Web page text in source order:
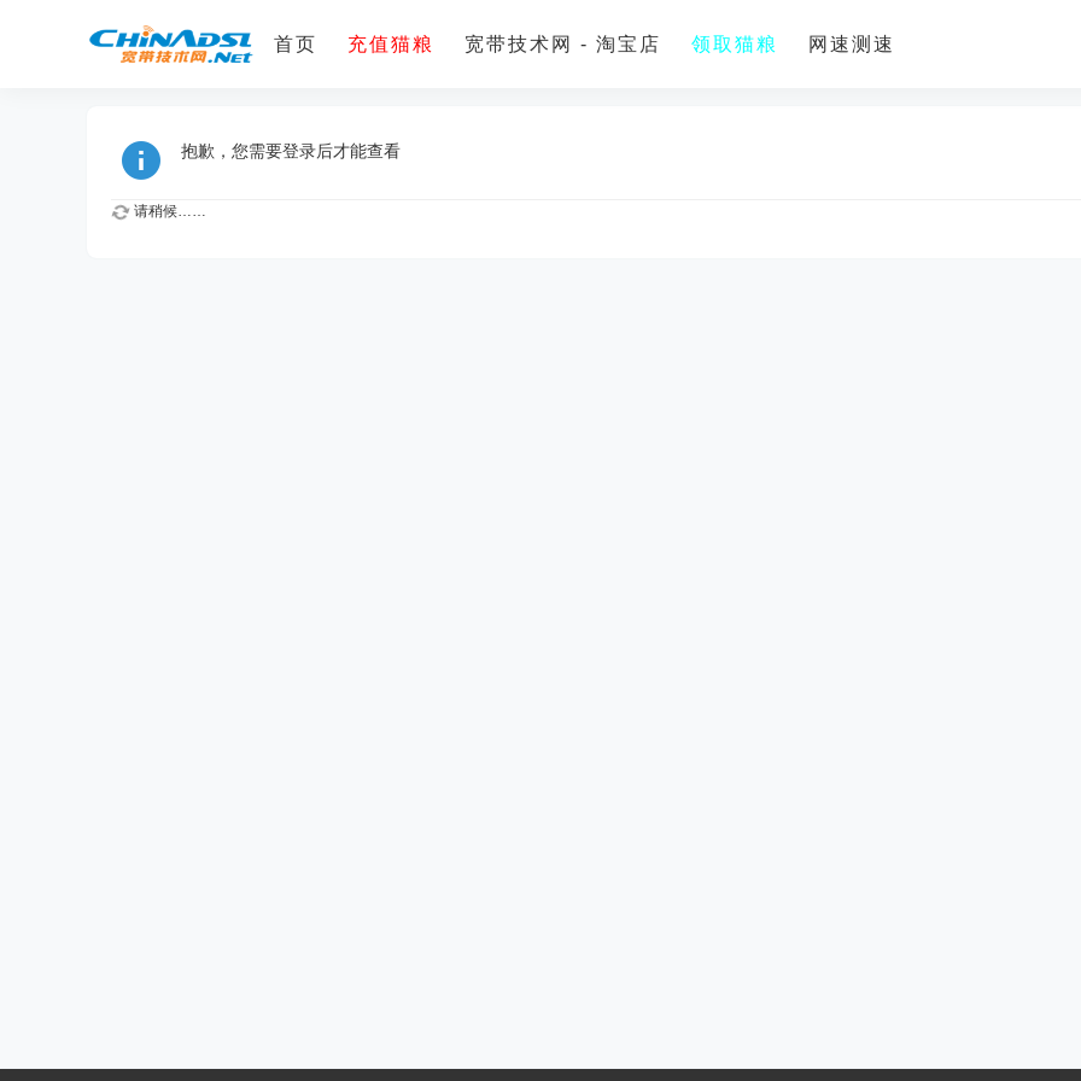
首页 充值猫粮 宽带技术网 - 淘宝店 领取猫粮 网速测速
抱歉，您需要登录后才能查看
请稍候……